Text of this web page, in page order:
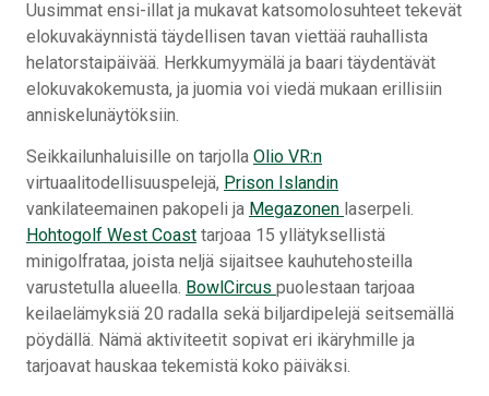
Uusimmat ensi-illat ja mukavat katsomolosuhteet tekevät
elokuvakäynnistä täydellisen tavan viettää rauhallista
helatorstaipäivää. Herkkumyymälä ja baari täydentävät
elokuvakokemusta, ja juomia voi viedä mukaan erillisiin
anniskelunäytöksiin.
Seikkailunhaluisille on tarjolla Olio VR:n
virtuaalitodellisuuspelejä, Prison Islandin
vankilateemainen pakopeli ja Megazonen laserpeli.
Hohtogolf West Coast tarjoaa 15 yllätyksellistä
minigolfrataa, joista neljä sijaitsee kauhutehosteilla
varustetulla alueella. BowlCircus puolestaan tarjoaa
keilaelämyksiä 20 radalla sekä biljardipelejä seitsemällä
pöydällä. Nämä aktiviteetit sopivat eri ikäryhmille ja
tarjoavat hauskaa tekemistä koko päiväksi.